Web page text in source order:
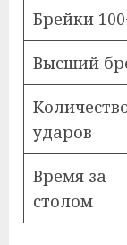
Брейки
Высший
ударов
Время за
столом